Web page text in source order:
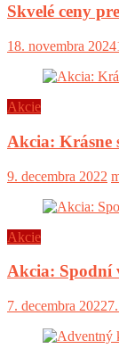
Skvelé ceny
18. novembra 2024
Akcie
Akcia: Krásne
9. decembra 2022
Akcie
Akcia: Spodní
7. decembra 2022